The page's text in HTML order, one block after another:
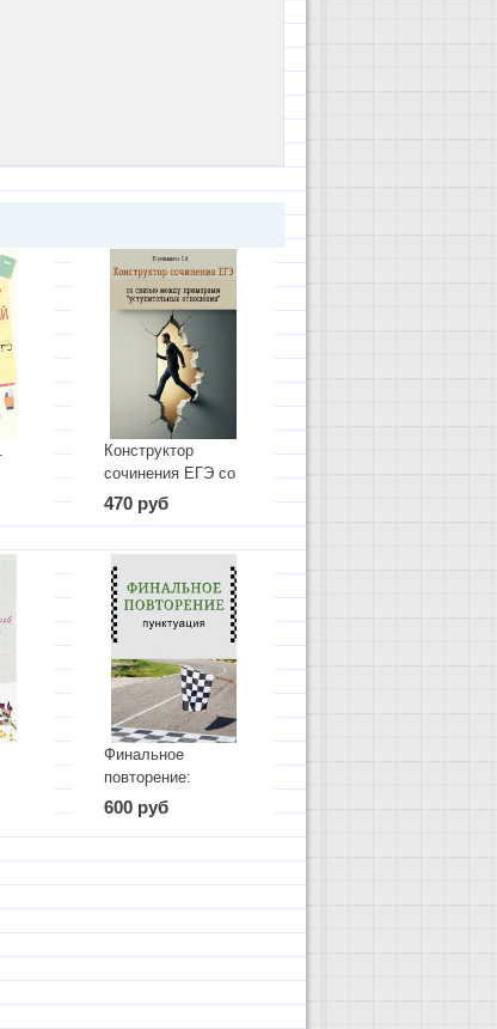
Конструктор
сочинения ЕГЭ со
связью между
примерами
отношения"
470 руб
Финальное
повторение:
пунктуация
600 руб